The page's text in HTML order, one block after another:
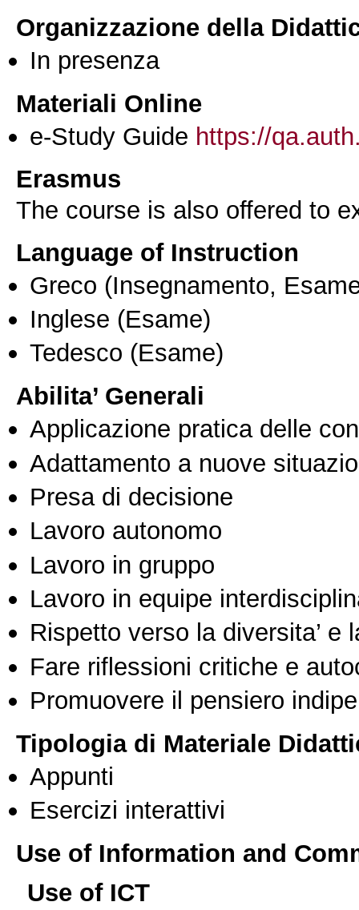
Organizzazione della
In presenza
Materiali Online
e-Study Guide https://
Erasmus
The course is also offered to
Language of Instruction
Greco (Insegnamento,
Inglese (Esame)
Tedesco (Esame)
Abilita’ Generali
Applicazione pratica delle
Adattamento a nuove
Presa di decisione
Lavoro autonomo
Lavoro in gruppo
Lavoro in equipe
Rispetto verso la diversita’ e
Fare riflessioni critiche e
Promuovere il pensiero
Tipologia di Materiale
Appunti
Esercizi interattivi
Use of Information and
Use of ICT